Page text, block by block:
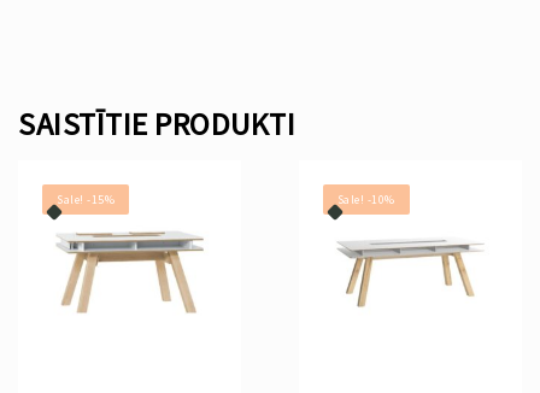
SAISTĪTIE PRODUKTI
Sale! -15% Sale! -10%